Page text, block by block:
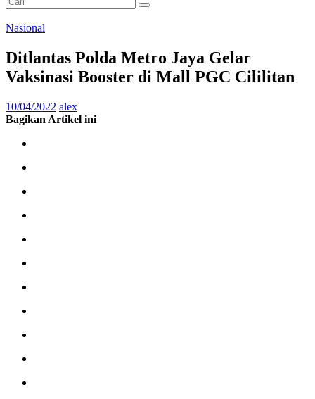
Nasional
Ditlantas Polda Metro Jaya Gelar
Vaksinasi Booster di Mall PGC Cililitan
10/04/2022 alex
Bagikan Artikel ini